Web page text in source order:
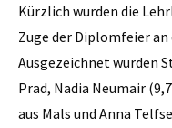
Kürzlich wurden die
Zuge der ­Diplomfeier
Ausgezeichnet wurden
Prad, Nadia Neumair
aus Mals und Anna